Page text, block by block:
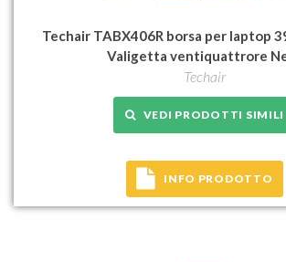
Techair TABX406R borsa per laptop
Valigetta ventiquattrore
Techair
VEDI PRODOTTI SIMILI
INFO PRODOTTO